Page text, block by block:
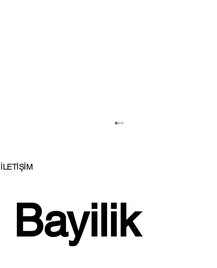
İSTİKBAL'DEN EVLENENLERE BÜYÜK
İLETİŞİM
Bayilik